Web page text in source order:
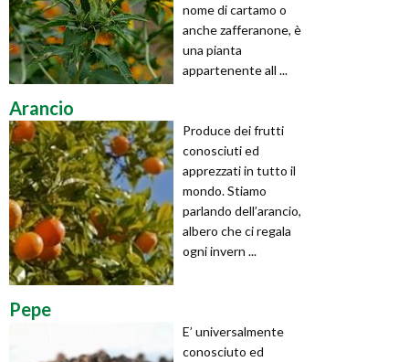
nome di cartamo o
anche zafferanone, è
una pianta
appartenente all ...
Arancio
Produce dei frutti
conosciuti ed
apprezzati in tutto il
mondo. Stiamo
parlando dell’arancio,
albero che ci regala
ogni invern ...
Pepe
E’ universalmente
conosciuto ed